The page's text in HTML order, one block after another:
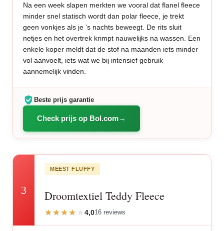
Na een week slapen merkten we vooral dat flanel fleece
minder snel statisch wordt dan polar fleece, je trekt
geen vonkjes als je ’s nachts beweegt. De rits sluit
netjes en het overtrek krimpt nauwelijks na wassen. Een
enkele koper meldt dat de stof na maanden iets minder
vol aanvoelt, iets wat we bij intensief gebruik
aannemelijk vinden.
Beste prijs garantie
Check prijs op Bol.com
3
MEEST FLUFFY
Droomtextiel Teddy Fleece
4,016 reviews